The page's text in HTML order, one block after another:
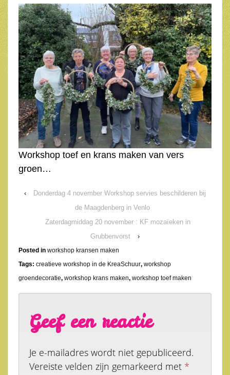
Workshop toef en krans maken van vers
groen…
‹
Donderdag 4 november Workshop servies beschilderen bij
de Maagdenberg in Venlo
Zaterdagmiddag 20 november : KF mozaïeken in
Grubbenvorst
›
Posted in workshop kransen maken
Tags: creatieve workshop in de KreaSchuur, workshop
groendecoratie, workshop krans maken, workshop toef maken
Geef een reactie
Je e-mailadres wordt niet gepubliceerd.
Vereiste velden zijn gemarkeerd met *